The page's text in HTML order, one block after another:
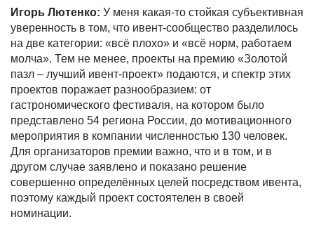
Игорь Лютенко: У меня какая-то стойкая субъективная
уверенность в том, что ивент-сообщество разделилось
на две категории: «всё плохо» и «всё норм, работаем
молча». Тем не менее, проекты на премию «Золотой
пазл – лучший ивент-проект» подаются, и спектр этих
проектов поражает разнообразием: от
гастрономического фестиваля, на котором было
представлено 54 региона России, до мотивационного
мероприятия в компании численностью 130 человек.
Для организаторов премии важно, что и в том, и в
другом случае заявлено и показано решение
совершенно определённых целей посредством ивента,
поэтому каждый проект состоятелен в своей
номинации.